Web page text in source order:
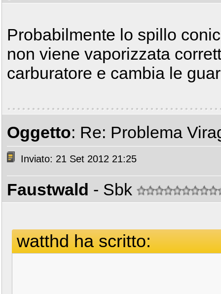
Probabilmente lo spillo
non viene vaporizzata
carburatore e cambia le
Oggetto: Re: Problema
Inviato: 21 Set 2012 21:25
Faustwald - Sbk
watthd ha scritto: